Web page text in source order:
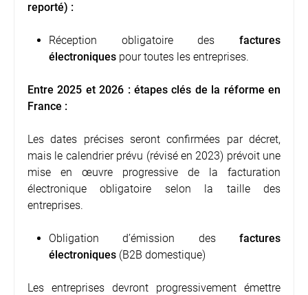
reporté) :
Réception obligatoire des factures
électroniquespour toutes les entreprises.
Entre 2025 et 2026 : étapes clés de la réforme en
France :
Les dates précises seront confirmées par décret,
mais le calendrier prévu (révisé en 2023) prévoit une
mise en œuvre progressive de la facturation
électronique obligatoire selon la taille des
entreprises.
Obligation d’émission des factures
électroniques(B2B domestique)
Les entreprises devront progressivement émettre